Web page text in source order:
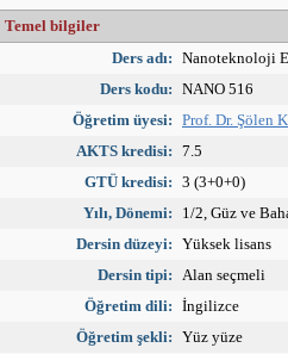
Temel bilgiler
Ders adı: Nanoteknoloji
Ders kodu: NANO 516
Öğretim üyesi: Prof. Dr. Şölen
AKTS kredisi: 7.5
GTÜ kredisi: 3 (3+0+0)
Yılı, Dönemi:
1/2, Güz ve
Dersin düzeyi: Yüksek lisans
Dersin tipi:
Alan seçmeli
Öğretim dili: İngilizce
Öğretim şekli: Yüz yüze